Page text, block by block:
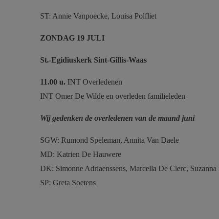
ST: Annie Vanpoecke, Louisa Polfliet
ZONDAG 19 JULI
St.-Egidiuskerk Sint-Gillis-Waas
11.00 u. INT Overledenen
INT Omer De Wilde en overleden familieleden
Wij gedenken de overledenen van de maand juni
SGW: Rumond Speleman, Annita Van Daele
MD: Katrien De Hauwere
DK: Simonne Adriaenssens, Marcella De Clerc,
SP: Greta Soetens